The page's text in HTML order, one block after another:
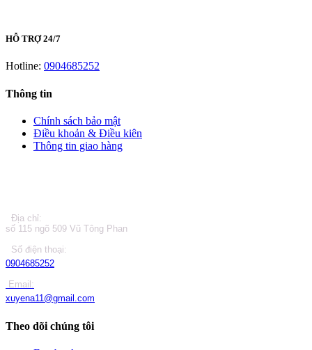
HỖ TRỢ 24/7
Hotline: 0904685252
Thông tin
Chính sách bảo mật
Điều khoản & Điều kiên
Thông tin giao hàng
Địa chỉ:
số 115 ngõ 509 Vũ Tông Phan
Số điện thoại:
0904685252
Email:
xuyena11@gmail.com
Theo dõi chúng tôi